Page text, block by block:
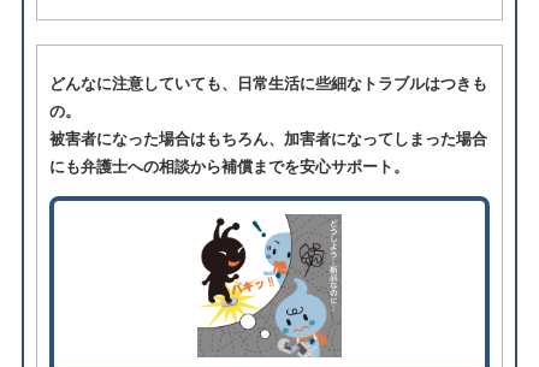
どんなに注意していても、日常生活に些細なトラブルはつきも
の。
被害者になった場合はもちろん、加害者になってしまった場合
にも弁護士への相談から補償までを安心サポート。